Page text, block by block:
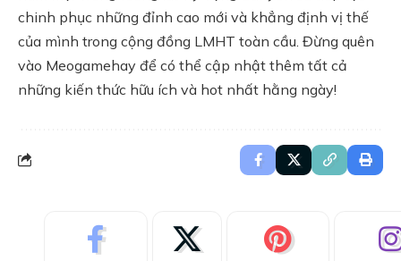
chinh phục những đỉnh cao mới và khẳng định vị thế
của mình trong cộng đồng LMHT toàn cầu. Đừng quên
vào Meogamehay để có thể cập nhật thêm tất cả
những kiến thức hữu ích và hot nhất hằng ngày!